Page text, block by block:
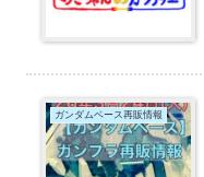
ガンダムベース再販情報